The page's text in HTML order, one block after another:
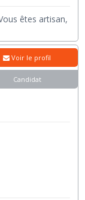
êtes artisan,
Voir le profil
Candidat